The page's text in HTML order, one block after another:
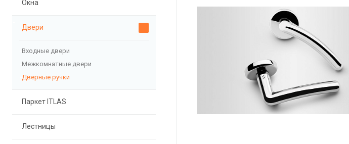
Окна
Двери
Входные двери
Межкомнатные двери
Дверные ручки
Паркет ITLAS
Лестницы